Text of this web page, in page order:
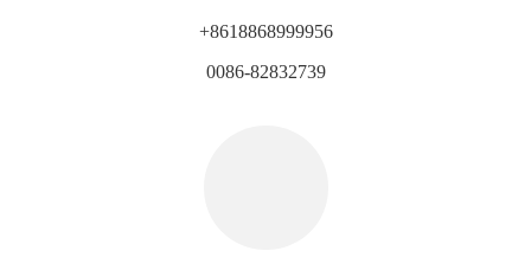
+8618868999956
0086-82832739